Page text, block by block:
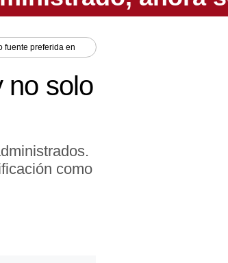
fuente preferida en
no solo
como